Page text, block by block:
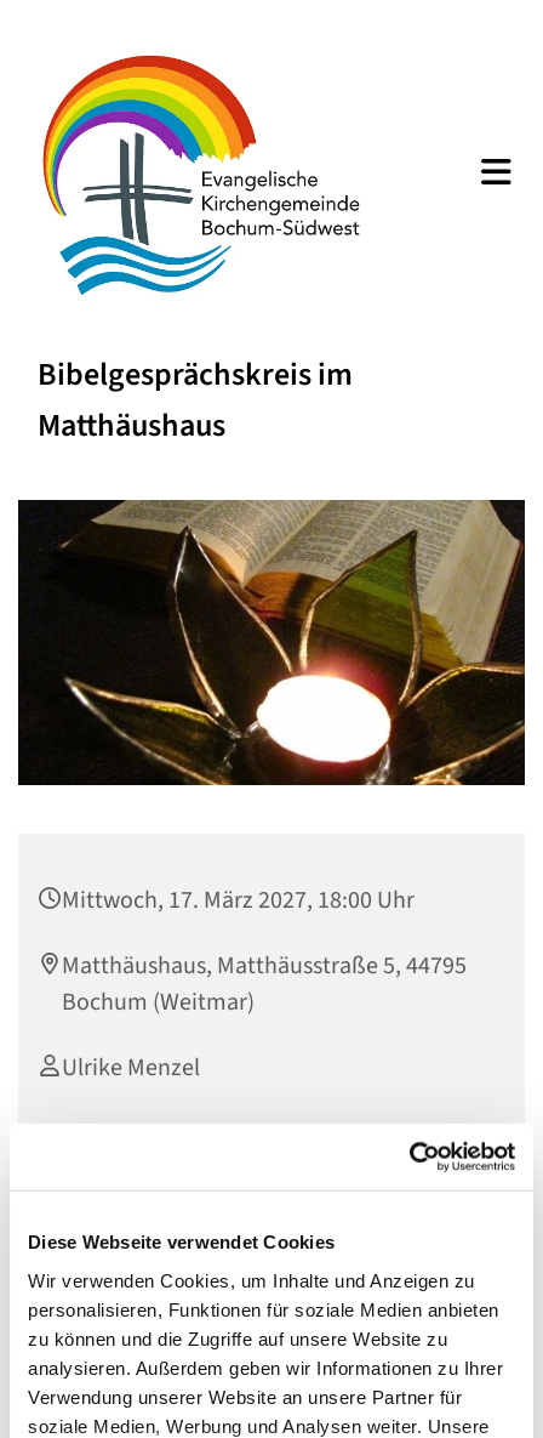
Diese Webseite verwendet Cookies
Wir verwenden Cookies, um Inhalte und Anzeigen zu
personalisieren, Funktionen für soziale Medien anbieten
zu können und die Zugriffe auf unsere Website zu
analysieren. Außerdem geben wir Informationen zu Ihrer
Verwendung unserer Website an unsere Partner für
soziale Medien, Werbung und Analysen weiter. Unsere
Bibelgesprächskreis im
Matthäushaus
Mittwoch, 17. März 2027, 18:00 Uhr
Matthäushaus, Matthäusstraße 5, 44795
Bochum (Weitmar)
Ulrike Menzel